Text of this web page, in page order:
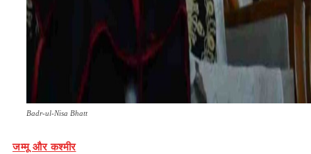
Badr-ul-Nisa Bhatt
जम्मू और कश्मीर